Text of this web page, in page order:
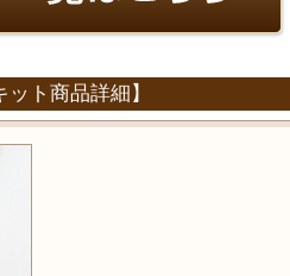
ト商品詳細】